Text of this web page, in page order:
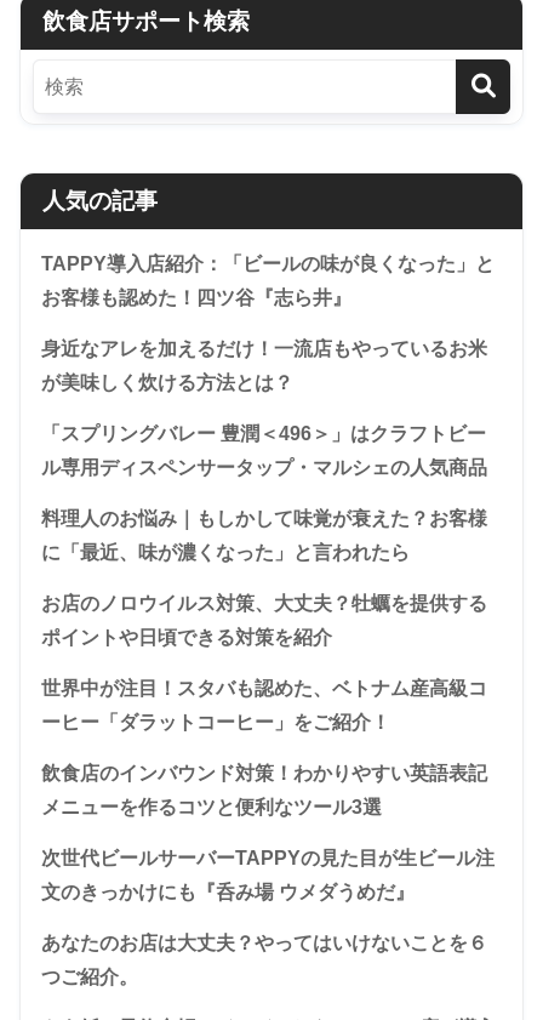
飲食店サポート検索
人気の記事
TAPPY導入店紹介：「ビールの味が良くなった」と
お客様も認めた！四ツ谷『志ら井』
身近なアレを加えるだけ！一流店もやっているお米
が美味しく炊ける方法とは？
「スプリングバレー 豊潤＜496＞」はクラフトビー
ル専用ディスペンサータップ・マルシェの人気商品
料理人のお悩み｜もしかして味覚が衰えた？お客様
に「最近、味が濃くなった」と言われたら
お店のノロウイルス対策、大丈夫？牡蠣を提供する
ポイントや日頃できる対策を紹介
世界中が注目！スタバも認めた、ベトナム産高級コ
ーヒー「ダラットコーヒー」をご紹介！
飲食店のインバウンド対策！わかりやすい英語表記
メニューを作るコツと便利なツール3選
次世代ビールサーバーTAPPYの見た目が生ビール注
文のきっかけにも『呑み場 ウメダうめだ』
あなたのお店は大丈夫？やってはいけないことを６
つご紹介。